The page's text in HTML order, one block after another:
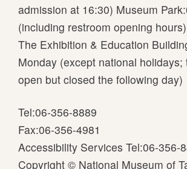
admission at 16:30) Museum
(including restroom opening hours)
The Exhibition & Education
Monday (except national holidays;
open but closed the following day)
Tel:06-356-8889
Fax:06-356-4981
Accessibility Services Tel:06-356-
Copyright © National Museum of